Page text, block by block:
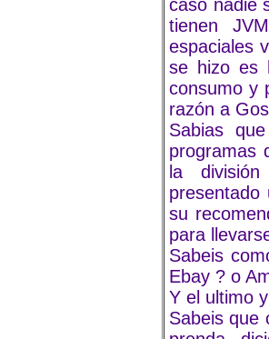
caso nadie
tienen
espaciales
se hizo es
consumo y
razón a
Sabias
programas
la
su
para
Sabeis
Ebay ? o
Y el ultimo
Sabeis que